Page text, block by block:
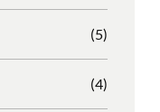
(5)
(4)